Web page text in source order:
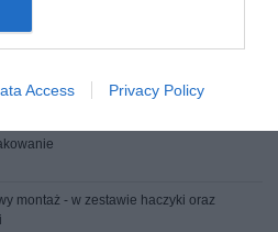
Access Privacy Policy
do zawieszenia - 2 x 5m
montaż - w zestawie haczyki oraz